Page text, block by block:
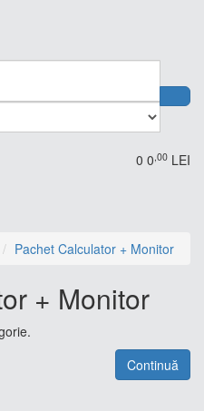
0 0,00 LEI
Pachet Calculator + Monitor
+ Monitor
Continuă